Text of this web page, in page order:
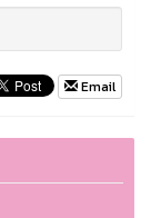
Email